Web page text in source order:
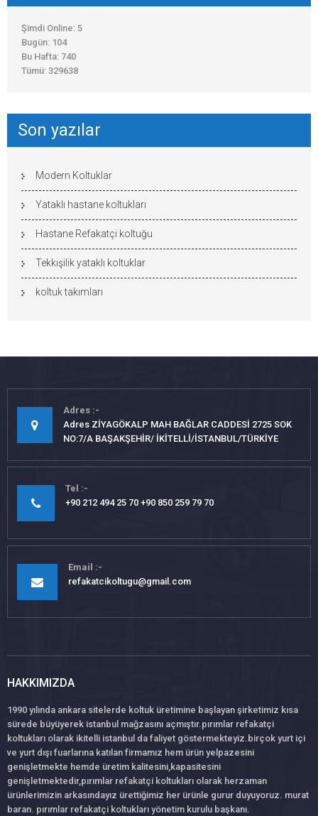
Şimdi Online: 5
Bugün: 104
Bu Hafta: 740
Tümü: 329638
Son yazılar
Modern Koltuklar
Yataklı hastane koltukları
Hastane Refakatçi koltuğu
Tekkişilik yataklı koltuklar
koltuk takımları
Adres
Adres ZİYAGÖKALP MAH BAĞLAR CADDESİ 2725 SOK
NO:7/A BAŞAKŞEHİR/ İKİTELLİ/İSTANBUL/TÜRKİYE
Tel
+90 212 494 25 70 +90 850 259 79 70
Email
refakatcikoltugu@gmail.com
HAKKIMIZDA
1990 yılında ankara sitelerde koltuk üretimine başlayan şirketimiz kısa
sürede büyüyerek istanbul mağzasını açmıştır.pırımlar refakatçi
koltukları olarak ikitelli istanbul da faliyet göstermekteyiz.birçok yurt içi
ve yurt dışı fuarlarına katılan firmamız hem ürün yelpazesini
genişletmekte hemde üretim kalitesini,kapasitesini
genişletmektedir,pırımlar refakatçi koltukları olarak herzaman
ürünlerimizin arkasındayız ürettiğimiz her ürünle gurur duyuyoruz. murat
baran. pırımlar refakatçi koltukları yönetim kurulu başkanı.